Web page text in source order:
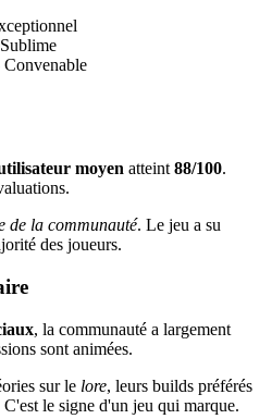
Convenable
moyen atteint 88/100.
de la communauté. Le jeu a su
des joueurs.
, la communauté a largement
sont animées.
sur le lore, leurs builds préférés
le signe d'un jeu qui marque.